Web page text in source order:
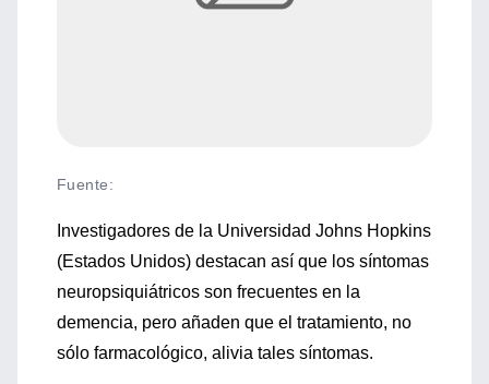
Fuente:
Investigadores de la Universidad Johns Hopkins
(Estados Unidos) destacan así que los síntomas
neuropsiquiátricos son frecuentes en la
demencia, pero añaden que el tratamiento, no
sólo farmacológico, alivia tales síntomas.